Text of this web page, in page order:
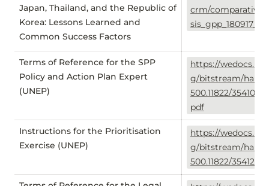
Japan, Thailand, and the Republic of
Korea: Lessons Learned and
Common Success Factors
crm/
Terms of Reference for the SPP
Policy and Action Plan Expert
(UNEP)
https://
g/bitstream/
500.11822/35410/
pdf
Instructions for the Prioritisation
Exercise (UNEP)
https://
g/bitstream/
500.11822/35412/